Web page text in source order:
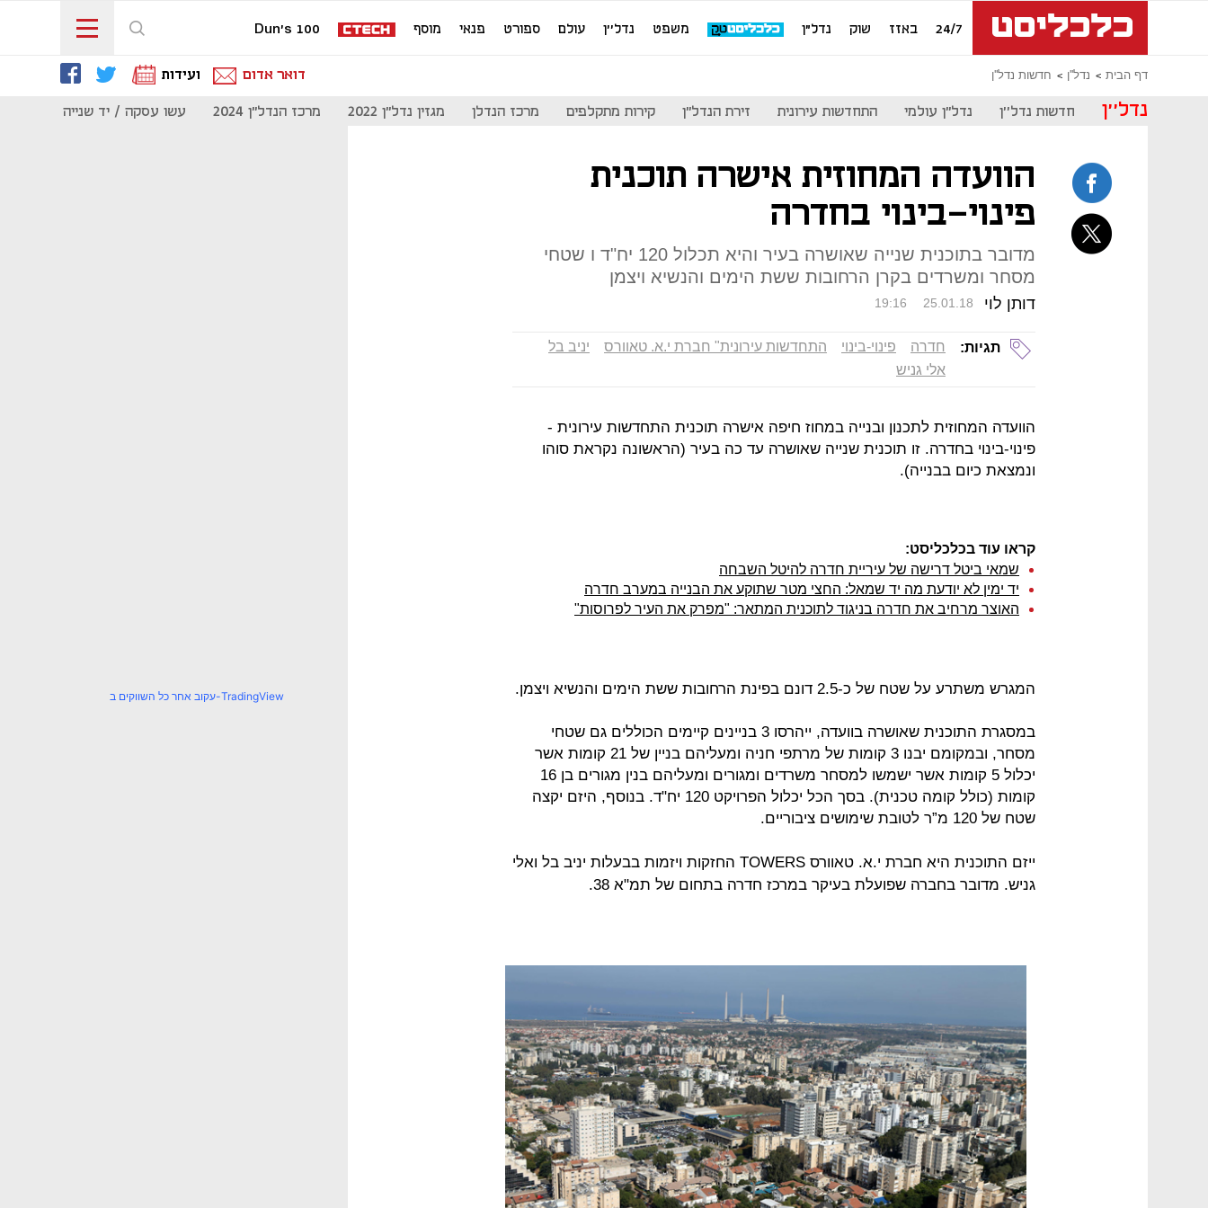
24/7 באזז שוק נדל"ן משפט נדל''ן עולם ספורט פנאי מוסף Dun's 100
דף הבית נדל''ן חדשות נדל''ן דואר אדום ועידות
נדל''ן חדשות נדל''ן נדל"ן עולמי התחדשות עירונית זירת הנדל"ן קירות מתקלפים מרכז הנדלן מגזין נדל"ן 2022 מרכז הנדל"ן 2024 עשו עסקה / יד שנייה
הוועדה המחוזית אישרה תוכנית
פינוי-בינוי בחדרה
מדובר בתוכנית שנייה שאושרה בעיר והיא תכלול 120 יח"ד ו שטחי
מסחר ומשרדים בקרן הרחובות ששת הימים והנשיא ויצמן
דותן לוי 19:16 25.01.18
תגיות: חדרה פינוי-בינוי התחדשות עירונית" חברת י.א. טאוורס
יניב בל
אלי גניש
הוועדה המחוזית לתכנון ובנייה במחוז חיפה אישרה תוכנית התחדשות עירונית -
פינוי-בינוי בחדרה. זו תוכנית שנייה שאושרה עד כה בעיר (הראשונה נקראת סוהו
ונמצאת כיום בבנייה).
קראו עוד בכלכליסט:
שמאי ביטל דרישה של עיריית חדרה להיטל השבחה
יד ימין לא יודעת מה יד שמאל: החצי מטר שתוקע את הבנייה במערב חדרה
האוצר מרחיב את חדרה בניגוד לתוכנית המתאר: "מפרק את העיר לפרוסות"
המגרש משתרע על שטח של כ-2.5 דונם בפינת הרחובות ששת הימים והנשיא ויצמן.
במסגרת התוכנית שאושרה בוועדה, ייהרסו 3 בניינים קיימים הכוללים גם שטחי
מסחר, ובמקומם יבנו 3 קומות של מרתפי חניה ומעליהם בניין של 21 קומות אשר
יכלול 5 קומות אשר ישמשו למסחר משרדים ומגורים ומעליהם בנין מגורים בן 16
קומות (כולל קומה טכנית). בסך הכל יכלול הפרויקט 120 יח"ד. בנוסף, היזם יקצה
שטח של 120 מ”ר לטובת שימושים ציבוריים.
ייזם התוכנית היא חברת י.א. טאוורס TOWERS החזקות ויזמות בבעלות יניב בל ואלי
גניש. מדובר בחברה שפועלת בעיקר במרכז חדרה בתחום של תמ"א 38.
עקוב אחר כל השווקים ב-TradingView